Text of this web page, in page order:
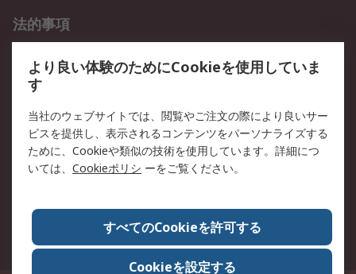
法的事項
クッキーポリシー
RSについて
会社概要
採用情報
プレスリリース＆お知ら
コーポレートサイト
全世界のRS
RSの歴史
ESGへの取り組み（英語）
認証について
より良い体験のためにCookieを使用していま
す
当社のウェブサイトでは、閲覧やご注文の際により良いサー
ビスを提供し、表示されるコンテンツをパーソナライズする
ために、Cookieや類似の技術を使用しています。詳細につ
いては、 Cookieポリシ ーをご覧ください。
すべてのCookieを許可する
Cookieを設定する